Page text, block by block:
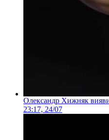
Олександр Хижняк
23:17, 24/07